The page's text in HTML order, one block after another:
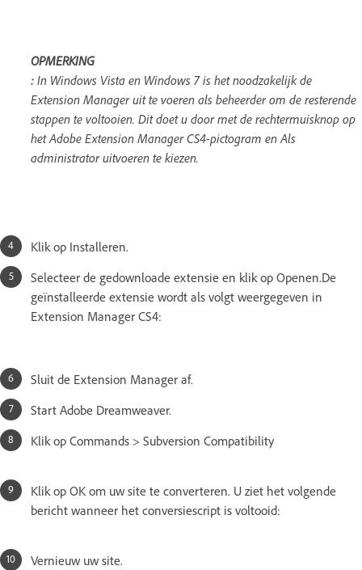
OPMERKING
: In Windows Vista en Windows 7 is het noodzakelijk de
Extension Manager uit te voeren als beheerder om de resterende
stappen te voltooien. Dit doet u door met de rechtermuisknop op
het Adobe Extension Manager CS4-pictogram en Als
administrator uitvoeren te kiezen.
Klik op Installeren.
Selecteer de gedownloade extensie en klik op Openen.De
geïnstalleerde extensie wordt als volgt weergegeven in
Extension Manager CS4:
Sluit de Extension Manager af.
Start Adobe Dreamweaver.
Klik op Commands > Subversion Compatibility
Klik op OK om uw site te converteren. U ziet het volgende
bericht wanneer het conversiescript is voltooid:
Vernieuw uw site.